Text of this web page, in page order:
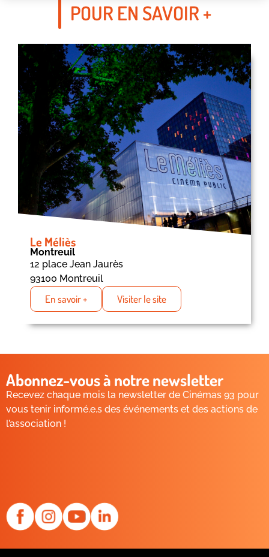
POUR EN SAVOIR +
Le Méliès
Montreuil
12 place Jean Jaurès
93100 Montreuil
En savoir + Visiter le site
Abonnez-vous à notre newsletter
Recevez chaque mois la newsletter de Cinémas 93 pour
vous tenir informé.e.s des événements et des actions de
l’association !